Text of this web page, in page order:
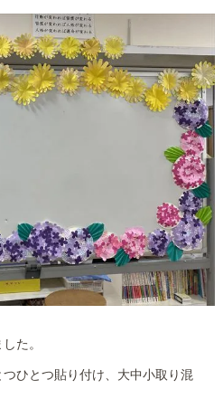
た。
ひとつ貼り付け、大中小取り混